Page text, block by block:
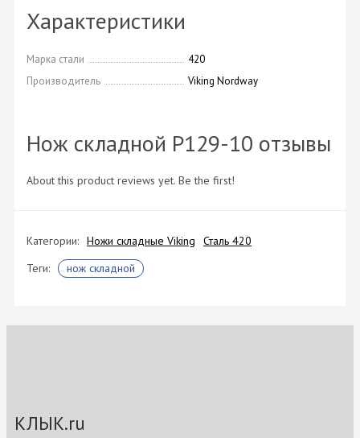
Характеристики
Марка стали
420
Производитель
Viking Nordway
Нож складной P129-10 отзывы
About this product reviews yet. Be the first!
Категории: Ножи складные Viking
Сталь 420
Теги:
нож складной
КЛЫК.ru